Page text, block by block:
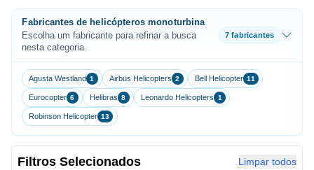
Fabricantes de helicópteros monoturbina
Escolha um fabricante para refinar a busca
nesta categoria.
7 fabricantes
Agusta Westland 1 Airbus Helicopters 2 Bell Helicopter 11
Eurocopter 6 Helibras 8 Leonardo Helicopters 1
Robinson Helicopter 13
Filtros Selecionados Limpar todos